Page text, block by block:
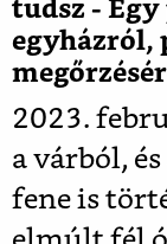
tudsz -
egyházról,
2023.
a várból,
fene is